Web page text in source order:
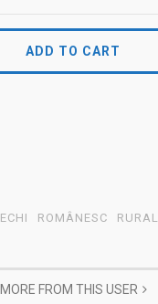
ADD TO CART
ROMÂNESC RURAL
MORE FROM THIS USER